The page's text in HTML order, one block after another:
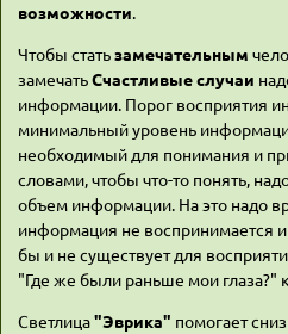
возможности.
Чтобы статьзамечательным
замечатьСчастливые случаи
информации. Порог восприятия
минимальный уровень
необходимый для понимания и
словами, чтобы что-то понять,
объем информации. На это надо
информация не воспринимается
бы и не существует для
"Где же были раньше мои глаза?"
Светлица"Эврика" помогает